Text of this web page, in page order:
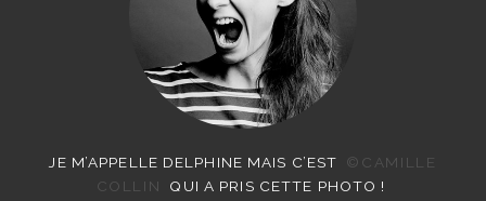
JE M’APPELLE DELPHINE MAIS C’EST
©CAMILLE
COLLIN
QUI A PRIS CETTE PHOTO !